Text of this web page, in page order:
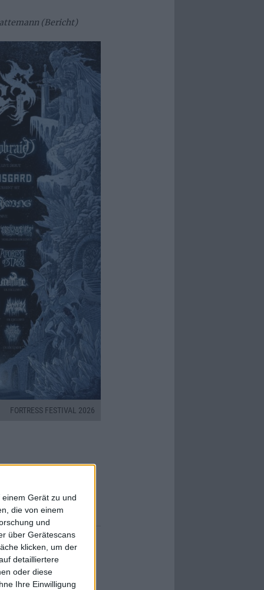
Gerät zu und
die von einem
und
über Gerätescans
klicken, um der
detailliertere
oder diese
Ihre Einwilligung
(Bericht)
FORTRESS FESTIVAL 2026